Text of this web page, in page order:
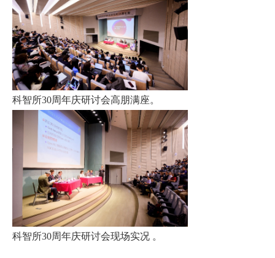
科智所30周年庆研讨会高朋满座。
科智所30周年庆研讨会现场实况 。